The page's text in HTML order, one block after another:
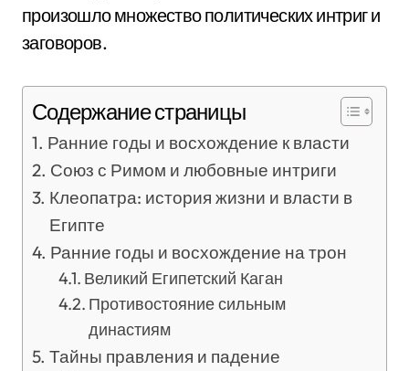
произошло множество политических интриг и
заговоров.
Содержание страницы
Ранние годы и восхождение к власти
Союз с Римом и любовные интриги
Клеопатра: история жизни и власти в
Египте
Ранние годы и восхождение на трон
Великий Египетский Каган
Противостояние сильным
династиям
Тайны правления и падение